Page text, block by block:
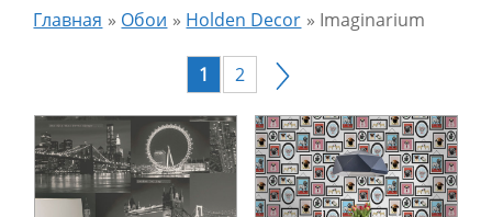
Главная » Обои » Holden Decor » Imaginarium
1 2